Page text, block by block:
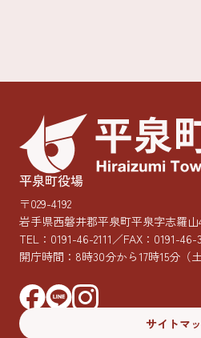
平泉町役場
〒029-4192
岩手県西磐井郡平泉町平泉字志羅山
TEL： 0191-46-2111／FAX：0191-46-
開庁時間：8時30分から17時15分 （
サイトマ